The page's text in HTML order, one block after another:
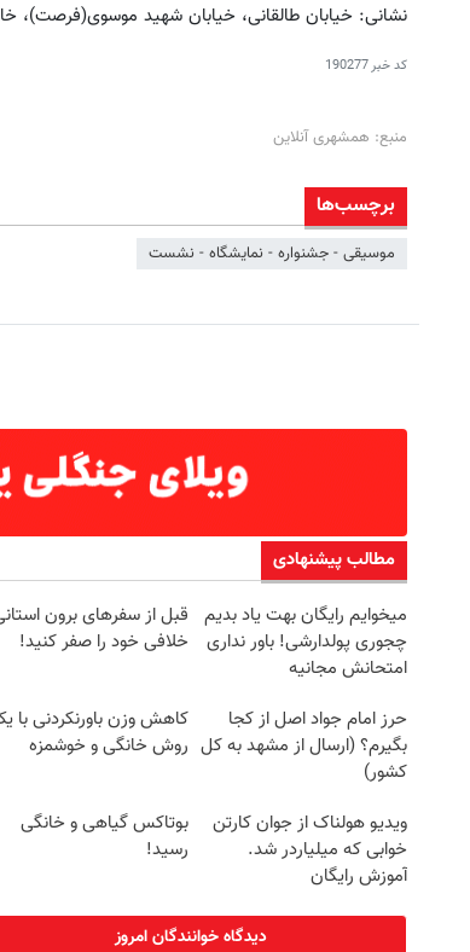
نشانی: خیابان طالقانی، خیابان شهید موسوی(فرصت)،
کد خبر190277
منبع: همشهری آنلاین
برچسب‌ها
موسیقی - جشنواره - نمایشگاه - نشست
مطالب پیشنهادی
میخوایم رایگان بهت یاد بدیم
چجوری پولدارشی! باور نداری
امتحانش مجانیه
قبل از سفرهای برون
خلافی خود را صفر کنید!
حرز امام جواد اصل از کجا
بگیرم؟ (ارسال از مشهد به کل
کشور)
کاهش وزن باورنکردنی با
روش خانگی و خوشمزه
ویدیو هولناک از جوان کارتن
خوابی که میلیاردر شد.
آموزش رایگان
بوتاکس گیاهی و خانگی
رسید!
دیدگاه خوانندگان امروز